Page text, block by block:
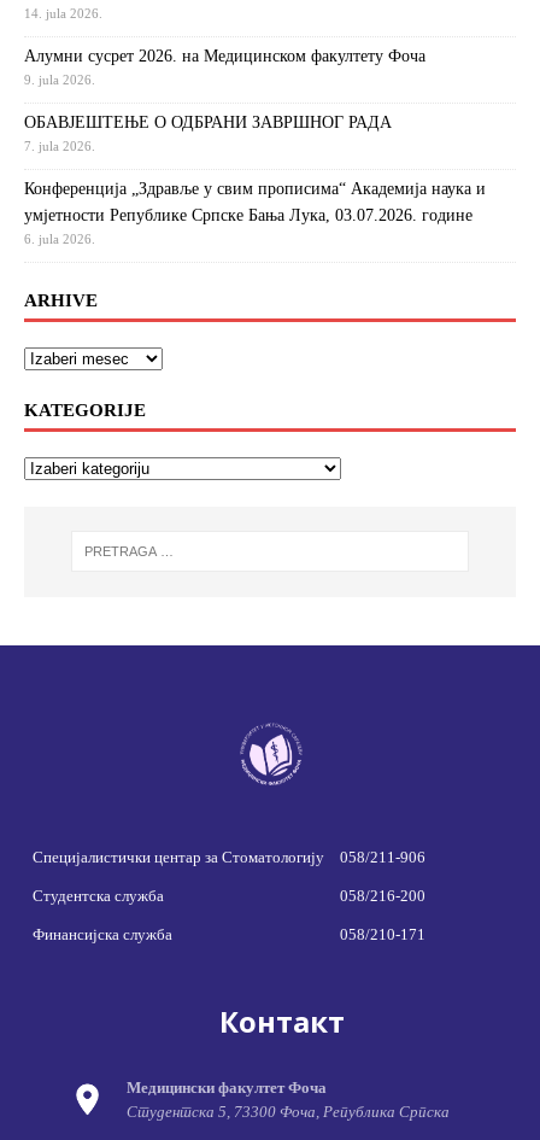
14. jula 2026.
Алумни сусрет 2026. на Медицинском факултету Фоча
9. jula 2026.
ОБАВЈЕШТЕЊЕ О ОДБРАНИ ЗАВРШНОГ РАДА
7. jula 2026.
Конференција „Здравље у свим прописима“ Академија наука и
умјетности Републике Српске Бања Лука, 03.07.2026. године
6. jula 2026.
ARHIVE
KATEGORIJE
Специјалистички центар за Стоматологију 058/211-906
Студентска служба 058/216-200
Финансијска служба 058/210-171
Контакт
Медицински факултет Фоча
Студентска 5, 73300 Фоча, Република Српска